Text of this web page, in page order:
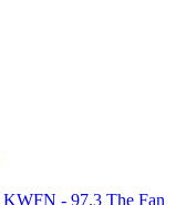
KWFN - 97.3 The Fan